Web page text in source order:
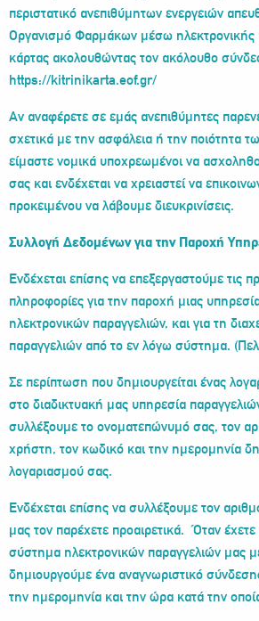
περιστατικό ανεπιθύμητων ενεργειών
Οργανισμό Φαρμάκων μέσω ηλεκτρονικής
κάρτας ακολουθώντας τον ακόλουθο
https://kitrinikarta.eof.gr/
Αν αναφέρετε σε εμάς ανεπιθύμητες
σχετικά με την ασφάλεια ή την ποιότητα
είμαστε νομικά υποχρεωμένοι να
σας και ενδέχεται να χρειαστεί να
προκειμένου να λάβουμε διευκρινίσεις.
Συλλογή Δεδομένων για την Παροχή
Ενδέχεται επίσης να επεξεργαστούμε τις
πληροφορίες για την παροχή μιας
ηλεκτρονικών παραγγελιών, και για τη
παραγγελιών από το εν λόγω σύστημα.
Σε περίπτωση που δημιουργείται ένας
στο διαδικτυακή μας υπηρεσία
συλλέξουμε το ονοματεπώνυμό σας, τον
χρήστη, τον κωδικό και την ημερομηνία
λογαριασμού σας.
Ενδέχεται επίσης να συλλέξουμε τον
μας τον παρέχετε προαιρετικά. Όταν
σύστημα ηλεκτρονικών παραγγελιών μας
δημιουργούμε ένα αναγνωριστικό
την ημερομηνία και την ώρα κατά την